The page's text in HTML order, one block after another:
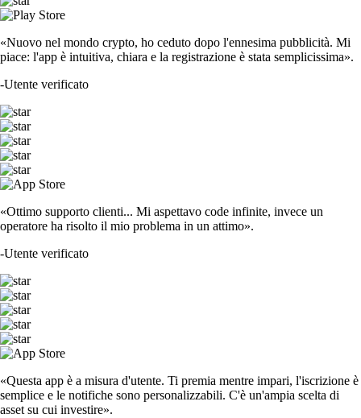
«Nuovo nel mondo crypto, ho ceduto dopo l'ennesima pubblicità. Mi
piace: l'app è intuitiva, chiara e la registrazione è stata semplicissima».
-Utente verificato
«Ottimo supporto clienti... Mi aspettavo code infinite, invece un
operatore ha risolto il mio problema in un attimo».
-Utente verificato
«Questa app è a misura d'utente. Ti premia mentre impari, l'iscrizione è
semplice e le notifiche sono personalizzabili. C'è un'ampia scelta di
asset su cui investire».